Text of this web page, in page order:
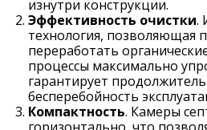
изнутри конструкции.
Эффективность очистки.
технология, позволяющая
переработать
процессы максимально
гарантирует
бесперебойность
Компактность. Камеры